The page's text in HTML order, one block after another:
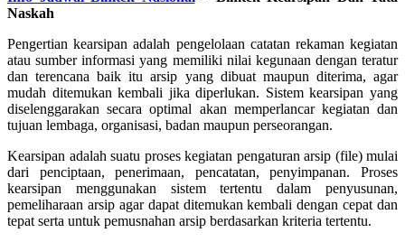
Naskah
Pengertian kearsipan adalah pengelolaan catatan rekaman kegiatan
atau sumber informasi yang memiliki nilai kegunaan dengan teratur
dan terencana baik itu arsip yang dibuat maupun diterima, agar
mudah ditemukan kembali jika diperlukan. Sistem kearsipan yang
diselenggarakan secara optimal akan memperlancar kegiatan dan
tujuan lembaga, organisasi, badan maupun perseorangan.
Kearsipan adalah suatu proses kegiatan pengaturan arsip (file) mulai
dari penciptaan, penerimaan, pencatatan, penyimpanan. Proses
kearsipan menggunakan sistem tertentu dalam penyusunan,
pemeliharaan arsip agar dapat ditemukan kembali dengan cepat dan
tepat serta untuk pemusnahan arsip berdasarkan kriteria tertentu.